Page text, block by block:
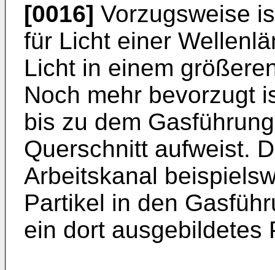
[0016] Vorzugsweise
für Licht einer
Licht in einem
Noch mehr bevorzugt
bis zu dem
Querschnitt aufweist.
Arbeitskanal
Partikel in den
ein dort ausgebildetes